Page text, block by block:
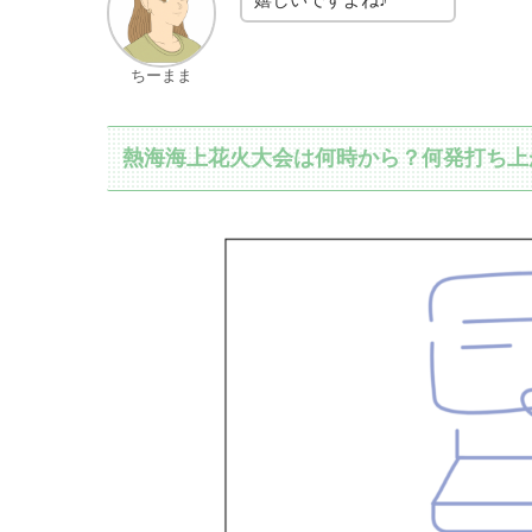
ちーまま
熱海海上花火大会は何時から？何発打ち